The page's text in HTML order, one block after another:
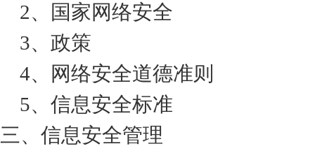
2、国家网络安全
3、政策
4、网络安全道德准则
5、信息安全标准
三、信息安全管理